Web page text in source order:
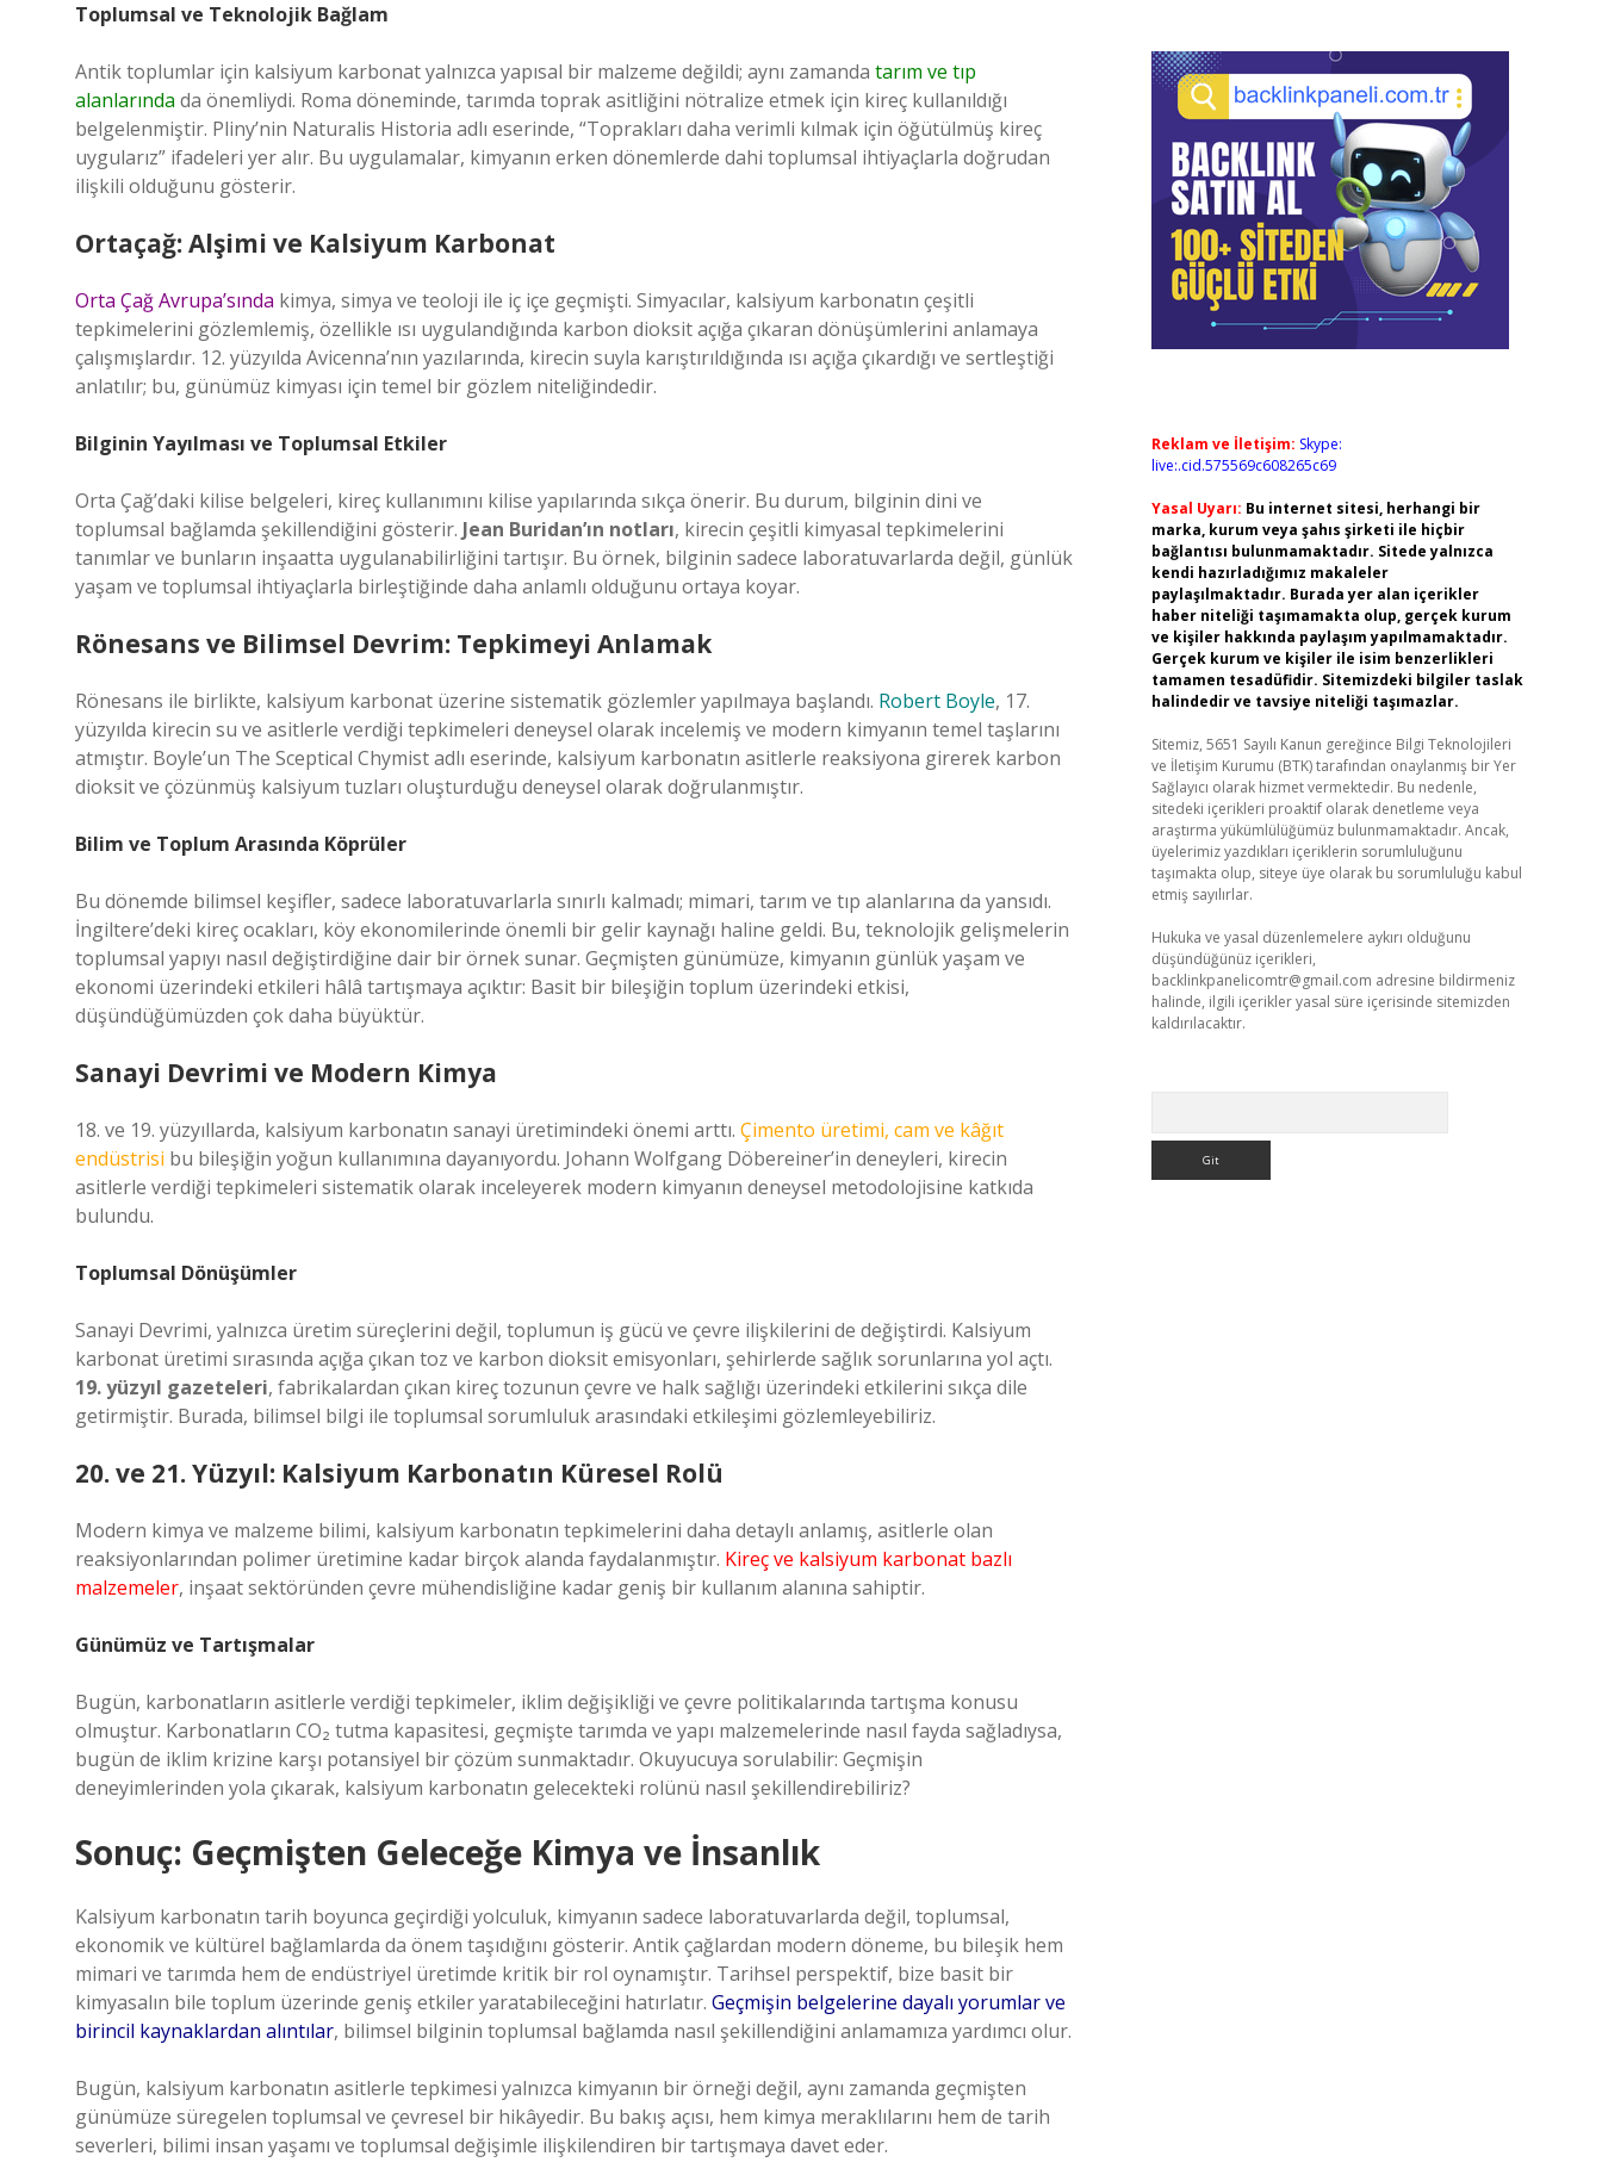
Toplumsal ve Teknolojik Bağlam
Antik toplumlar için kalsiyum karbonat yalnızca yapısal bir malzeme değildi; aynı zamanda tarım ve tıp
alanlarında da önemliydi. Roma döneminde, tarımda toprak asitliğini nötralize etmek için kireç kullanıldığı
belgelenmiştir. Pliny’nin Naturalis Historia adlı eserinde, “Toprakları daha verimli kılmak için öğütülmüş kireç
uygularız” ifadeleri yer alır. Bu uygulamalar, kimyanın erken dönemlerde dahi toplumsal ihtiyaçlarla doğrudan
ilişkili olduğunu gösterir.
Ortaçağ: Alşimi ve Kalsiyum Karbonat
Orta Çağ Avrupa’sında kimya, simya ve teoloji ile iç içe geçmişti. Simyacılar, kalsiyum karbonatın çeşitli
tepkimelerini gözlemlemiş, özellikle ısı uygulandığında karbon dioksit açığa çıkaran dönüşümlerini anlamaya
çalışmışlardır. 12. yüzyılda Avicenna’nın yazılarında, kirecin suyla karıştırıldığında ısı açığa çıkardığı ve sertleştiği
anlatılır; bu, günümüz kimyası için temel bir gözlem niteliğindedir.
Bilginin Yayılması ve Toplumsal Etkiler
Orta Çağ’daki kilise belgeleri, kireç kullanımını kilise yapılarında sıkça önerir. Bu durum, bilginin dini ve
toplumsal bağlamda şekillendiğini gösterir. Jean Buridan’ın notları, kirecin çeşitli kimyasal tepkimelerini
tanımlar ve bunların inşaatta uygulanabilirliğini tartışır. Bu örnek, bilginin sadece laboratuvarlarda değil, günlük
yaşam ve toplumsal ihtiyaçlarla birleştiğinde daha anlamlı olduğunu ortaya koyar.
Rönesans ve Bilimsel Devrim: Tepkimeyi Anlamak
Rönesans ile birlikte, kalsiyum karbonat üzerine sistematik gözlemler yapılmaya başlandı. Robert Boyle, 17.
yüzyılda kirecin su ve asitlerle verdiği tepkimeleri deneysel olarak incelemiş ve modern kimyanın temel taşlarını
atmıştır. Boyle’un The Sceptical Chymist adlı eserinde, kalsiyum karbonatın asitlerle reaksiyona girerek karbon
dioksit ve çözünmüş kalsiyum tuzları oluşturduğu deneysel olarak doğrulanmıştır.
Bilim ve Toplum Arasında Köprüler
Bu dönemde bilimsel keşifler, sadece laboratuvarlarla sınırlı kalmadı; mimari, tarım ve tıp alanlarına da yansıdı.
İngiltere’deki kireç ocakları, köy ekonomilerinde önemli bir gelir kaynağı haline geldi. Bu, teknolojik gelişmelerin
toplumsal yapıyı nasıl değiştirdiğine dair bir örnek sunar. Geçmişten günümüze, kimyanın günlük yaşam ve
ekonomi üzerindeki etkileri hâlâ tartışmaya açıktır: Basit bir bileşiğin toplum üzerindeki etkisi,
düşündüğümüzden çok daha büyüktür.
Sanayi Devrimi ve Modern Kimya
18. ve 19. yüzyıllarda, kalsiyum karbonatın sanayi üretimindeki önemi arttı. Çimento üretimi, cam ve kâğıt
endüstrisi bu bileşiğin yoğun kullanımına dayanıyordu. Johann Wolfgang Döbereiner’in deneyleri, kirecin
asitlerle verdiği tepkimeleri sistematik olarak inceleyerek modern kimyanın deneysel metodolojisine katkıda
bulundu.
Toplumsal Dönüşümler
Sanayi Devrimi, yalnızca üretim süreçlerini değil, toplumun iş gücü ve çevre ilişkilerini de değiştirdi. Kalsiyum
karbonat üretimi sırasında açığa çıkan toz ve karbon dioksit emisyonları, şehirlerde sağlık sorunlarına yol açtı.
19. yüzyıl gazeteleri, fabrikalardan çıkan kireç tozunun çevre ve halk sağlığı üzerindeki etkilerini sıkça dile
getirmiştir. Burada, bilimsel bilgi ile toplumsal sorumluluk arasındaki etkileşimi gözlemleyebiliriz.
20. ve 21. Yüzyıl: Kalsiyum Karbonatın Küresel Rolü
Modern kimya ve malzeme bilimi, kalsiyum karbonatın tepkimelerini daha detaylı anlamış, asitlerle olan
reaksiyonlarından polimer üretimine kadar birçok alanda faydalanmıştır. Kireç ve kalsiyum karbonat bazlı
malzemeler, inşaat sektöründen çevre mühendisliğine kadar geniş bir kullanım alanına sahiptir.
Günümüz ve Tartışmalar
Bugün, karbonatların asitlerle verdiği tepkimeler, iklim değişikliği ve çevre politikalarında tartışma konusu
olmuştur. Karbonatların CO₂ tutma kapasitesi, geçmişte tarımda ve yapı malzemelerinde nasıl fayda sağladıysa,
bugün de iklim krizine karşı potansiyel bir çözüm sunmaktadır. Okuyucuya sorulabilir: Geçmişin
deneyimlerinden yola çıkarak, kalsiyum karbonatın gelecekteki rolünü nasıl şekillendirebiliriz?
Sonuç: Geçmişten Geleceğe Kimya ve İnsanlık
Kalsiyum karbonatın tarih boyunca geçirdiği yolculuk, kimyanın sadece laboratuvarlarda değil, toplumsal,
ekonomik ve kültürel bağlamlarda da önem taşıdığını gösterir. Antik çağlardan modern döneme, bu bileşik hem
mimari ve tarımda hem de endüstriyel üretimde kritik bir rol oynamıştır. Tarihsel perspektif, bize basit bir
kimyasalın bile toplum üzerinde geniş etkiler yaratabileceğini hatırlatır. Geçmişin belgelerine dayalı yorumlar ve
birincil kaynaklardan alıntılar, bilimsel bilginin toplumsal bağlamda nasıl şekillendiğini anlamamıza yardımcı olur.
Bugün, kalsiyum karbonatın asitlerle tepkimesi yalnızca kimyanın bir örneği değil, aynı zamanda geçmişten
günümüze süregelen toplumsal ve çevresel bir hikâyedir. Bu bakış açısı, hem kimya meraklılarını hem de tarih
severleri, bilimi insan yaşamı ve toplumsal değişimle ilişkilendiren bir tartışmaya davet eder.
Reklam ve İletişim: Skype:
live:.cid.575569c608265c69
Yasal Uyarı: Bu internet sitesi, herhangi bir
marka, kurum veya şahıs şirketi ile hiçbir
bağlantısı bulunmamaktadır. Sitede yalnızca
kendi hazırladığımız makaleler
paylaşılmaktadır. Burada yer alan içerikler
haber niteliği taşımamakta olup, gerçek kurum
ve kişiler hakkında paylaşım yapılmamaktadır.
Gerçek kurum ve kişiler ile isim benzerlikleri
tamamen tesadüfidir. Sitemizdeki bilgiler taslak
halindedir ve tavsiye niteliği taşımazlar.
Sitemiz, 5651 Sayılı Kanun gereğince Bilgi Teknolojileri
ve İletişim Kurumu (BTK) tarafından onaylanmış bir Yer
Sağlayıcı olarak hizmet vermektedir. Bu nedenle,
sitedeki içerikleri proaktif olarak denetleme veya
araştırma yükümlülüğümüz bulunmamaktadır. Ancak,
üyelerimiz yazdıkları içeriklerin sorumluluğunu
taşımakta olup, siteye üye olarak bu sorumluluğu kabul
etmiş sayılırlar.
Hukuka ve yasal düzenlemelere aykırı olduğunu
düşündüğünüz içerikleri,
backlinkpanelicomtr@gmail.com adresine bildirmeniz
halinde, ilgili içerikler yasal süre içerisinde sitemizden
kaldırılacaktır.